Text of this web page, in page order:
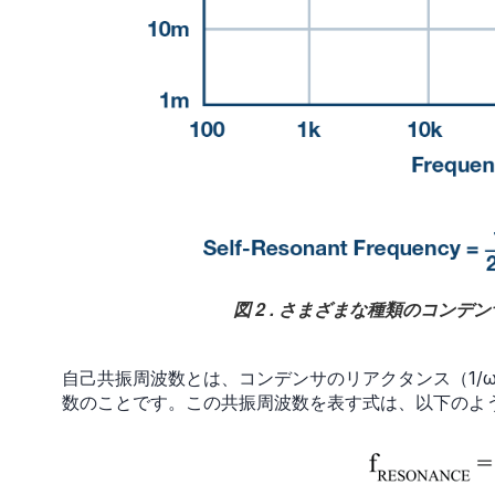
図 2 . さまざまな種類のコンデ
自己共振周波数とは、コンデンサのリアクタンス（
数のことです。この共振周波数を表す式は、以下のよ